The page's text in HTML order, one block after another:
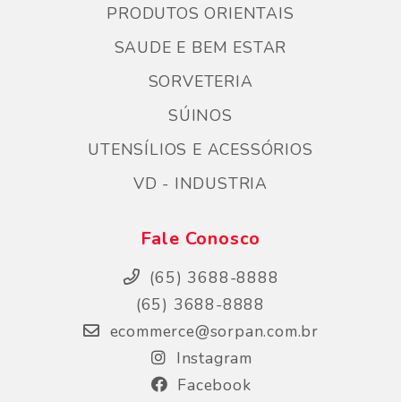
PRODUTOS ORIENTAIS
SAUDE E BEM ESTAR
SORVETERIA
SÚINOS
UTENSÍLIOS E ACESSÓRIOS
VD - INDUSTRIA
Fale Conosco
(65) 3688-8888
(65) 3688-8888
ecommerce@sorpan.com.br
Instagram
Facebook